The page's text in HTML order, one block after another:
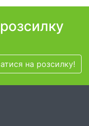
на розсилку!